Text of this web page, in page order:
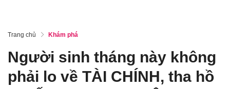
Trang chủ Khám phá
Người sinh tháng này không
phải lo về TÀI CHÍNH, tha hồ